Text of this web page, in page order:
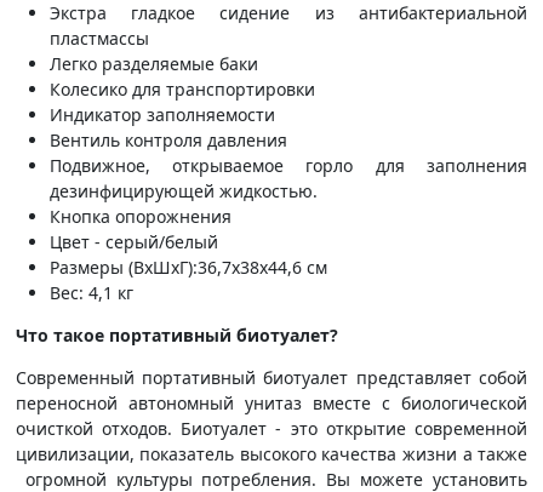
Экстра гладкое сидение из антибактериальной
пластмассы
Легко разделяемые баки
Колесико для транспортировки
Индикатор заполняемости
Вентиль контроля давления
Подвижное, открываемое горло для заполнения
дезинфицирующей жидкостью.
Кнопка опорожнения
Цвет - серый/белый
Размеры (ВxШxГ):36,7x38x44,6 см
Вес: 4,1 кг
Что такое портативный биотуалет?
Современный портативный биотуалет представляет собой
переносной автономный унитаз вместе с биологической
очисткой отходов. Биотуалет - это открытие современной
цивилизации, показатель высокого качества жизни а также
огромной культуры потребления. Вы можете установить